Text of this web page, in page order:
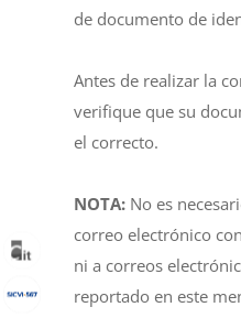
de documento de
Antes de realizar la
verifique que su
el correcto.
NOTA: No es
correo electrónico
ni a correos
reportado en este